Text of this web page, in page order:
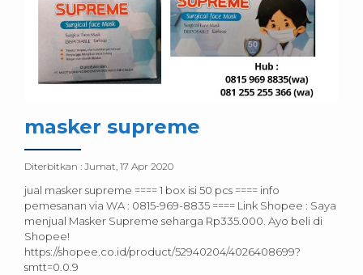
masker supreme
Diterbitkan : Jumat, 17 Apr 2020
jual masker supreme ==== 1 box isi 50 pcs ==== info
pemesanan via WA : 0815-969-8835 ==== Link Shopee : Saya
menjual Masker Supreme seharga Rp335.000. Ayo beli di
Shopee!
https://shopee.co.id/product/52940204/4026408699?
smtt=0.0.9